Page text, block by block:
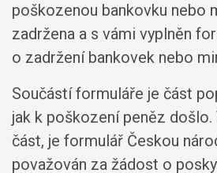
poškozenou bankovku nebo
zadržena a s vámi vyplněn
o zadržení bankovek nebo
Součástí formuláře je část
jak k poškození peněz
část, je formulář Českou
považován za žádost o